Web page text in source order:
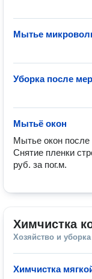
Мытье
Уборка после
Мытьё окон
Мытье окон после
Снятие пленки
руб. за пог.м.
Химчистка
Хозяйство и уборка
Химчистка